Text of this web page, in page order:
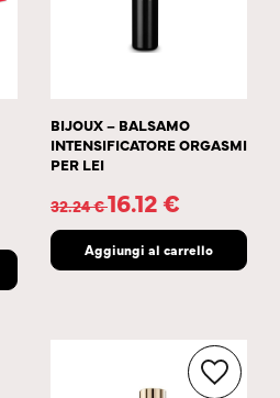
BIJOUX – BALSAMO
INTENSIFICATORE ORGASMI
PER LEI
32.24€16.12€
Aggiungi al carrello